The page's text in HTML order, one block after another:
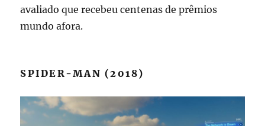
avaliado que recebeu centenas de prêmios
mundo afora.
SPIDER-MAN (2018)